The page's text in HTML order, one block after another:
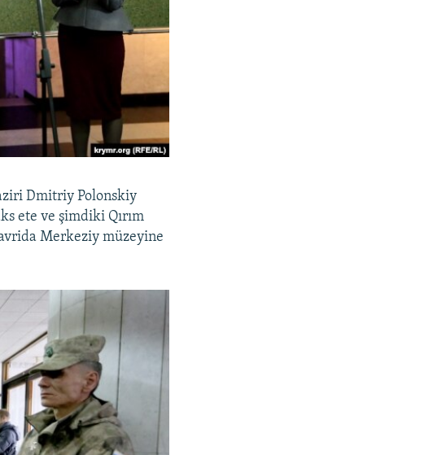
Dmitriy Polonskiy
ete ve şimdiki Qırım
Merkeziy müzeyine